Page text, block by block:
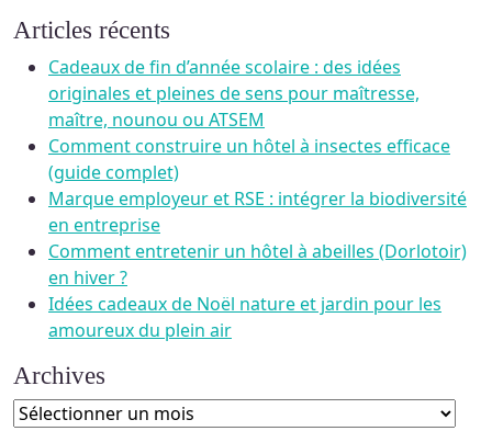
Articles récents
Cadeaux de fin d’année scolaire : des idées
originales et pleines de sens pour maîtresse,
maître, nounou ou ATSEM
Comment construire un hôtel à insectes efficace
(guide complet)
Marque employeur et RSE : intégrer la biodiversité
en entreprise
Comment entretenir un hôtel à abeilles (Dorlotoir)
en hiver ?
Idées cadeaux de Noël nature et jardin pour les
amoureux du plein air
Archives
Archives